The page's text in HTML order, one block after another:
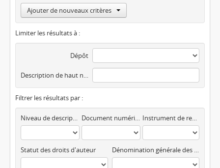
Ajouter de nouveaux critères
Limiter les résultats à :
Dépôt
Description de haut niveau
Filtrer les résultats par :
Niveau de description Document numérique disponible Instrument de recherche
Statut des droits d'auteur Dénomination générale des documents